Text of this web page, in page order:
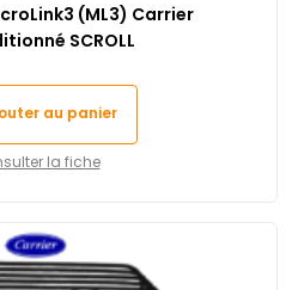
(ML3) Carrier
SCROLL
au panier
la fiche